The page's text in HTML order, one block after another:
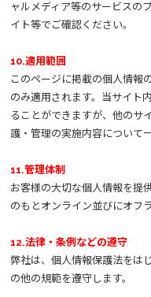
ャルメディア等のサービスの
イト等でご確認ください。
10.適用範囲
このページに掲載の個人情報
のみ適用されます。当サイト
ることができますが、他のサ
護・管理の実施内容について
11.管理体制
お客様の大切な個人情報を提
のもとオンライン並びにオフ
12.法律・条例などの遵守
弊社は、個人情報保護法をは
の他の規範を遵守します。